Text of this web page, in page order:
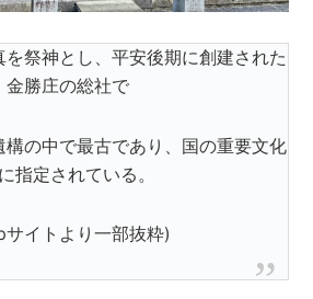
祭神とし、平安後期に創建された
金勝庄の総社で
の中で最古であり、国の重要文化
指定されている。
サイトより一部抜粋)